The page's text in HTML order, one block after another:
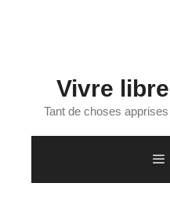
Vivre
Tant de choses